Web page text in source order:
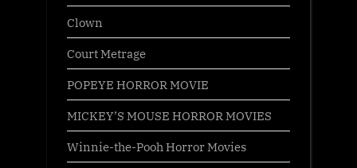
Clown
Court Metrage
POPEYE HORROR MOVIE
MICKEY’S MOUSE HORROR MOVIES
Winnie-the-Pooh Horror Movies